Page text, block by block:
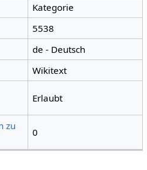
Kategorie
5538
de - Deutsch
Wikitext
Erlaubt
zu
0